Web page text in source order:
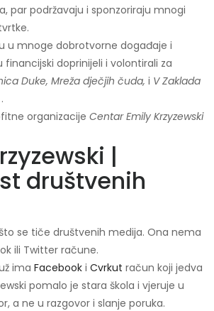
par podržavaju i sponzoriraju mnogi
u mnoge dobrotvorne događaje i
financijski doprinijeli i volontirali za
Duke, Mreža dječjih čuda, i V Zaklada
.
organizacije Centar Emily Krzyzewski
|
društvenih
se tiče društvenih medija. Ona nema
ili Twitter račune.
ima Facebook i Cvrkut račun koji jedva
pomalo je stara škola i vjeruje u
a ne u razgovor i slanje poruka.